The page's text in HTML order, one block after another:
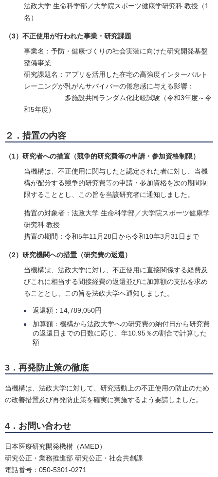
法政大学 生命科学部／大学院スポーツ健康学研究科 教授（1
名）
（3）不正使用が行われた事業・研究課題
事業名：予防・健康づくりの社会実装に向けた研究開発基盤
整備事業
研究課題名：アプリを活用した在宅の高強度インターバルト
レーニングが乳がんサバイバーの倦怠感に与える影響：
多施設共同ランダム化比較試験（令和3年度～令
和5年度）
２．措置の内容
（1）研究者への措置（競争的研究費等の申請・参加資格制限）
当機構は、不正使用に関与したと認定された者に対し、当機
構が配分する競争的研究費等の申請・参加資格を次の期間制
限することとし、この旨を当該研究者に通知しました。
措置の対象者：法政大学 生命科学部／大学院スポーツ健康学
研究科 教授
措置の期間：令和5年11月28日から令和10年3月31日まで
（2）研究機関への措置（研究費の返還）
当機構は、法政大学に対し、不正使用に直接関係する経費及
びこれに相当する間接経費の返還並びに加算額の支払を求め
ることとし、この旨を法政大学へ通知しました。
返還額：14,789,050円
加算額：機構から法政大学への研究費の納付日から研究費
の返還日までの日数に応じ、年10.95％の割合で計算した
額
3．再発防止策の徹底
当機構は、法政大学に対して、研究活動上の不正使用の防止のため
の改善措置及び再発防止策を確実に実施するよう要請しました。
4．お問い合わせ
日本医療研究開発機構（AMED）
研究公正・業務推進部 研究公正・社会共創課
電話番号：050-5301-0271